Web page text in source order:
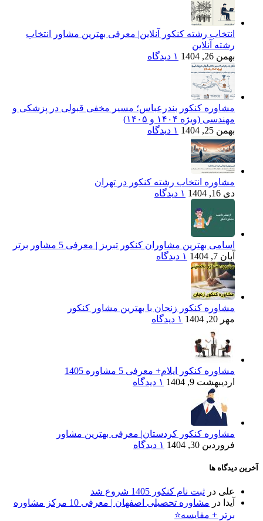
انتخاب رشته کنکور آنلاین| معرفی بهترین مشاور انتخاب
رشته آنلاین
بهمن 26, 1404
۱ دیدگاه
مشاوره کنکور بندرعباس؛ مسیر مخفی قبولی در پزشکی و
مهندسی (ویژه ۱۴۰۴ و ۱۴۰۵)
بهمن 25, 1404
۱ دیدگاه
مشاوره انتخاب رشته کنکور در تهران
دی 16, 1404
۱ دیدگاه
اسامی بهترین مشاوران کنکور تبریز | معرفی 5 مشاور برتر
آبان 7, 1404
۱ دیدگاه
مشاوره کنکور زنجان با بهترین مشاور کنکور
مهر 20, 1404
۱ دیدگاه
مشاوره کنکور ایلام+ معرفی 5 مشاوره 1405
اردیبهشت 9, 1404
۱ دیدگاه
مشاوره کنکور کردستان| معرفی بهترین مشاور
فروردین 30, 1404
۱ دیدگاه
آخرین دیدگاه ها
علی در ثبت نام کنکور 1405 شروع شد
آیدا در
مشاوره تحصیلی اصفهان | معرفی 10 مرکز مشاوره
برتر + مقایسه⭐